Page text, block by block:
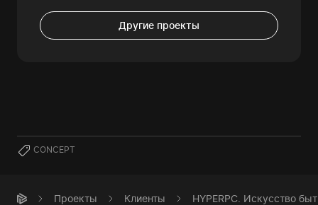
Другие проекты
CONCEPT
Проекты Клиенты HYPERPC. Искусство